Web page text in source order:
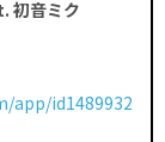
初音ミク
app/id1489932